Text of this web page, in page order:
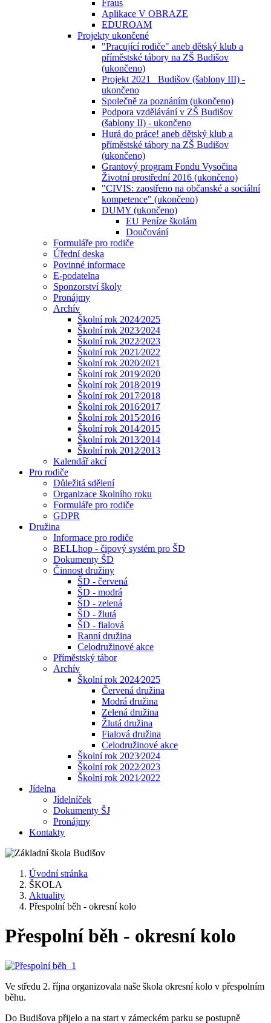
Fraus
Aplikace V OBRAZE
EDUROAM
Projekty ukončené
"Pracující rodiče" aneb dětský klub a
příměstské tábory na ZŠ Budišov
(ukončeno)
Projekt 2021_ Budišov (šablony III) -
ukončeno
Společně za poznáním (ukončeno)
Podpora vzdělávání v ZŠ Budišov
(šablony II) - ukončeno
Hurá do práce! aneb dětský klub a
příměstské tábory na ZŠ Budišov
(ukončeno)
Grantový program Fondu Vysočina
Životní prostřední 2016 (ukončeno)
"CIVIS: zaostřeno na občanské a sociální
kompetence" (ukončeno)
DUMY (ukončeno)
EU Peníze školám
Doučování
Formuláře pro rodiče
Úřední deska
Povinné informace
E-podatelna
Sponzorství školy
Pronájmy
Archív
Školní rok 2024⁄2025
Školní rok 2023⁄2024
Školní rok 2022⁄2023
Školní rok 2021⁄2022
Školní rok 2020⁄2021
Školní rok 2019⁄2020
Školní rok 2018⁄2019
Školní rok 2017⁄2018
Školní rok 2016⁄2017
Školní rok 2015⁄2016
Školní rok 2014⁄2015
Školní rok 2013⁄2014
Školní rok 2012⁄2013
Kalendář akcí
Pro rodiče
Důležitá sdělení
Organizace školního roku
Formuláře pro rodiče
GDPR
Družina
Informace pro rodiče
BELLhop - čipový systém pro ŠD
Dokumenty ŠD
Činnost družiny
ŠD - červená
ŠD - modrá
ŠD - zelená
ŠD - žlutá
ŠD - fialová
Ranní družina
Celodružinové akce
Příměstský tábor
Archív
Školní rok 2024⁄2025
Červená družina
Modrá družina
Zelená družina
Žlutá družina
Fialová družina
Celodružinové akce
Školní rok 2023⁄2024
Školní rok 2022⁄2023
Školní rok 2021⁄2022
Jídelna
Jídelníček
Dokumenty ŠJ
Pronájmy
Kontakty
Úvodní stránka
ŠKOLA
Aktuality
Přespolní běh - okresní kolo
Přespolní běh - okresní kolo
Ve středu 2. října organizovala naše škola okresní kolo v přespolním
běhu.
Do Budišova přijelo a na start v zámeckém parku se postupně